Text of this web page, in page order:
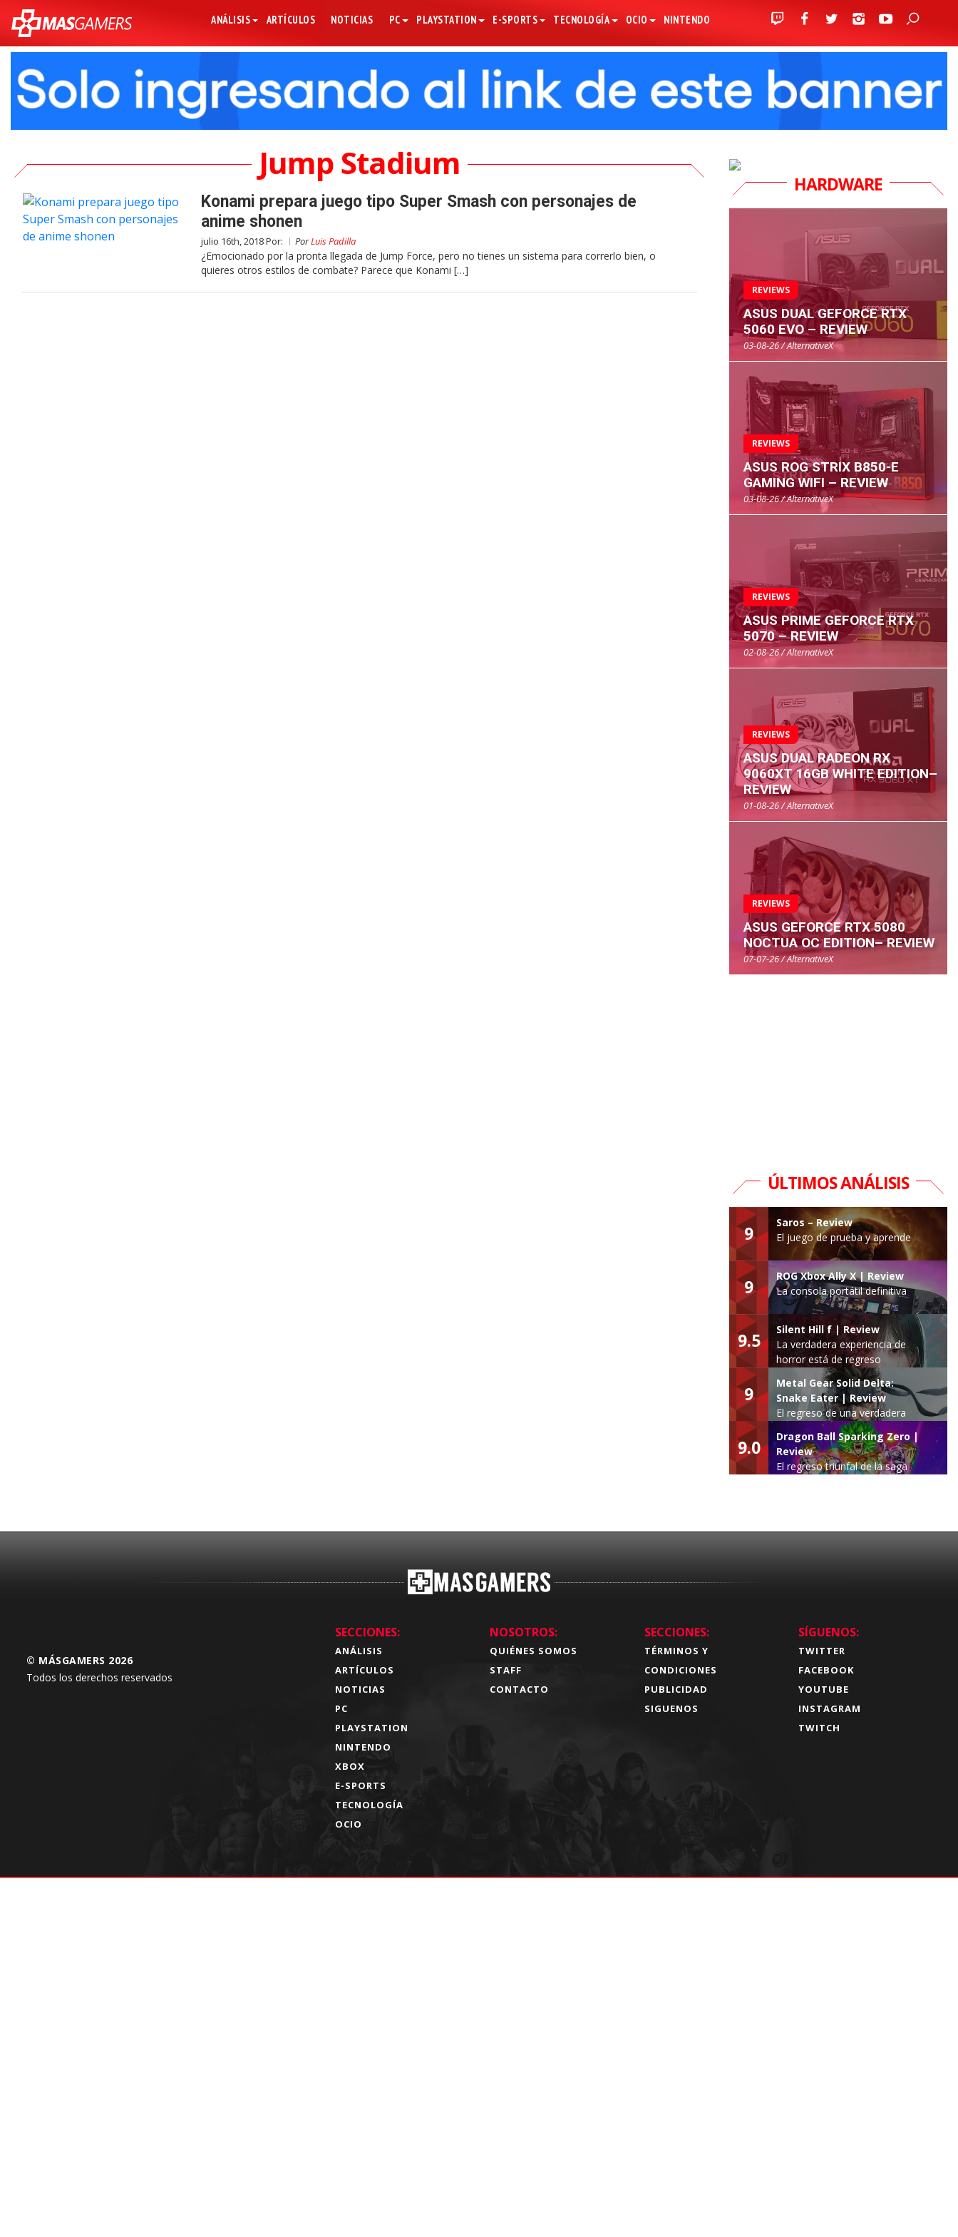
ANÁLISIS ARTÍCULOS NOTICIAS PC PLAYSTATION E-SPORTS TECNOLOGÍA OCIO NINTENDO
Jump Stadium
Konami prepara juego tipo Super Smash con personajes de
anime shonen
julio 16th, 2018 Por: PorLuis Padilla
¿Emocionado por la pronta llegada de Jump Force, pero no tienes un sistema para correrlo bien, o
quieres otros estilos de combate? Parece que Konami […]
HARDWARE
REVIEWS
ASUS DUAL GEFORCE RTX
5060 EVO – REVIEW
03-08-26 / AlternativeX
REVIEWS
ASUS ROG STRIX B850-E
GAMING WIFI – REVIEW
03-08-26 / AlternativeX
REVIEWS
ASUS PRIME GEFORCE RTX
5070 – REVIEW
02-08-26 / AlternativeX
REVIEWS
ASUS DUAL RADEON RX
9060XT 16GB WHITE EDITION–
REVIEW
01-08-26 / AlternativeX
REVIEWS
ASUS GEFORCE RTX 5080
NOCTUA OC EDITION– REVIEW
07-07-26 / AlternativeX
ÚLTIMOS ANÁLISIS
9
Saros – Review
El juego de prueba y aprende
9
ROG Xbox Ally X | Review
La consola portátil definitiva
9.5
Silent Hill f | Review
La verdadera experiencia de
horror está de regreso
9
Metal Gear Solid Delta:
Snake Eater | Review
El regreso de una verdadera
leyenda
9.0
Dragon Ball Sparking Zero |
Review
El regreso triunfal de la saga
© MÁSGAMERS 2026
Todos los derechos reservados
SECCIONES:
ANÁLISIS
ARTÍCULOS
NOTICIAS
PC
PLAYSTATION
NINTENDO
XBOX
E-SPORTS
TECNOLOGÍA
OCIO
NOSOTROS:
QUIÉNES SOMOS
STAFF
CONTACTO
SECCIONES:
TÉRMINOS Y
CONDICIONES
PUBLICIDAD
SIGUENOS
SÍGUENOS:
TWITTER
FACEBOOK
YOUTUBE
INSTAGRAM
TWITCH